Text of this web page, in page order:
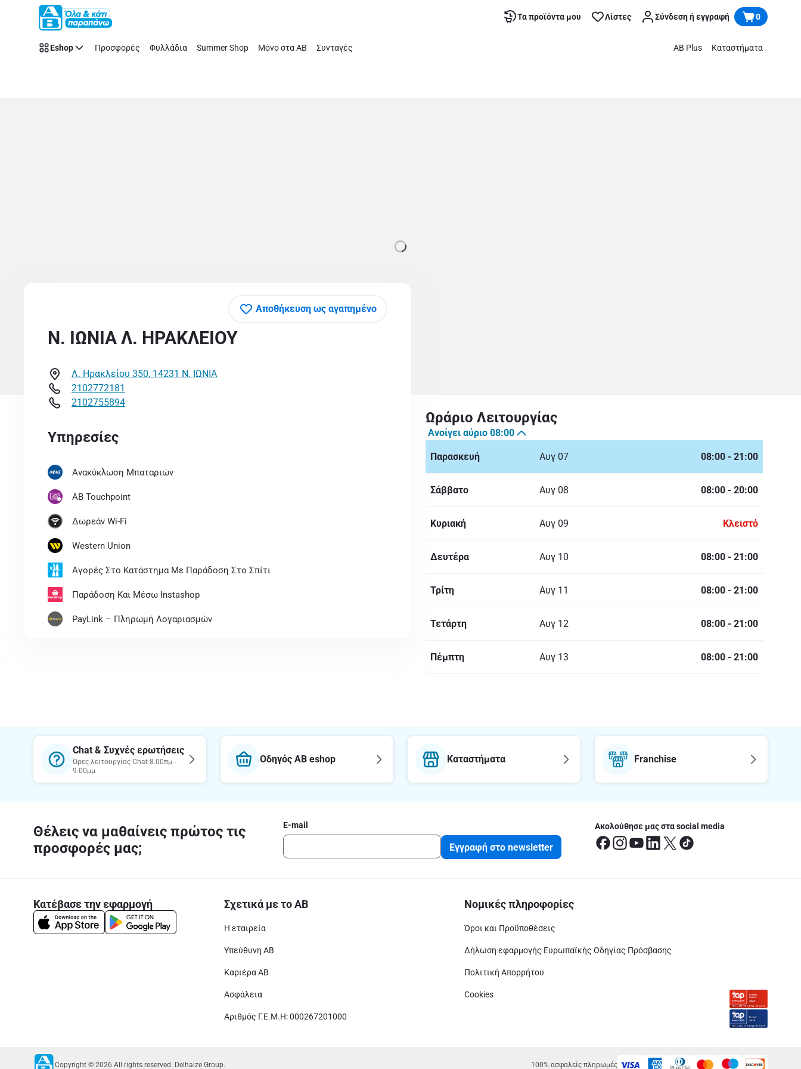
Παράλειψη Τα προϊόντα μου Λίστες Σύνδεση ή εγγραφή 0
Eshop Προσφορές Φυλλάδια Summer Shop Μόνο στα ΑΒ Συνταγές AB Plus Καταστήματα
Αποθήκευση ως αγαπημένο
Ν. ΙΩΝΙΑ Λ. ΗΡΑΚΛΕΙΟΥ
Λ. Ηρακλείου 350, 14231 Ν. ΙΩΝΙΑ
2102772181
2102755894
Υπηρεσίες
Ανακύκλωση Μπαταριών
AB Touchpoint
Δωρεάν Wi-Fi
Western Union
Αγορές Στο Κατάστημα Με Παράδοση Στο Σπίτι
Παράδοση Και Μέσω Instashop
PayLink – Πληρωμή Λογαριασμών
Ωράριο Λειτουργίας
Ανοίγει αύριο 08:00
Παρασκευή Αυγ 07 08:00 - 21:00
Σάββατο Αυγ 08 08:00 - 20:00
Κυριακή Αυγ 09 Κλειστό
Δευτέρα Αυγ 10 08:00 - 21:00
Τρίτη Αυγ 11 08:00 - 21:00
Τετάρτη Αυγ 12 08:00 - 21:00
Πέμπτη Αυγ 13 08:00 - 21:00
Chat & Συχνές ερωτήσεις
Ώρες λειτουργίας Chat 8.00πμ -
9.00μμ
Οδηγός AB eshop Καταστήματα Franchise
Θέλεις να μαθαίνεις πρώτος τις
προσφορές μας;
E-mail
Εγγραφή στο newsletter
Ακολούθησε μας στα social media
Κατέβασε την εφαρμογή Σχετικά με το ΑΒ
Η εταιρεία
Υπεύθυνη ΑΒ
Καριέρα ΑΒ
Ασφάλεια
Αριθμός Γ.Ε.Μ.Η: 000267201000
Νομικές πληροφορίες
Όροι και Προϋποθέσεις
Δήλωση εφαρμογής Ευρωπαϊκής Οδηγίας Πρόσβασης
Πολιτική Απορρήτου
Cookies
Copyright © 2026 All rights reserved. Delhaize Group. 100% ασφαλείς πληρωμές